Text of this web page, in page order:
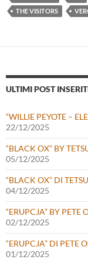
THE VISITORS
ULTIMI POST
“WILLIE PEYOTE –
22/12/2025
“BLACK OX” BY
05/12/2025
“BLACK OX” DI
04/12/2025
“ERUPCJA” BY PETE
02/12/2025
“ERUPCJA” DI PETE
01/12/2025